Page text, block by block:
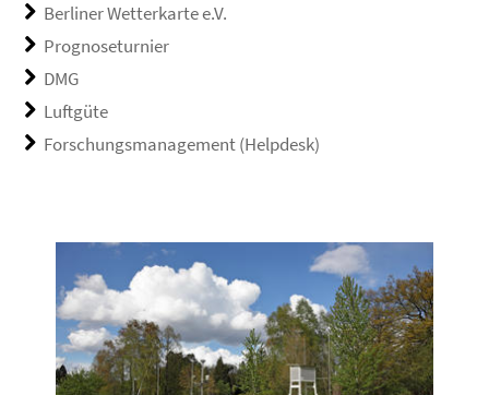
Berliner Wetterkarte e.V.
Prognoseturnier
DMG
Luftgüte
Forschungsmanagement (Helpdesk)